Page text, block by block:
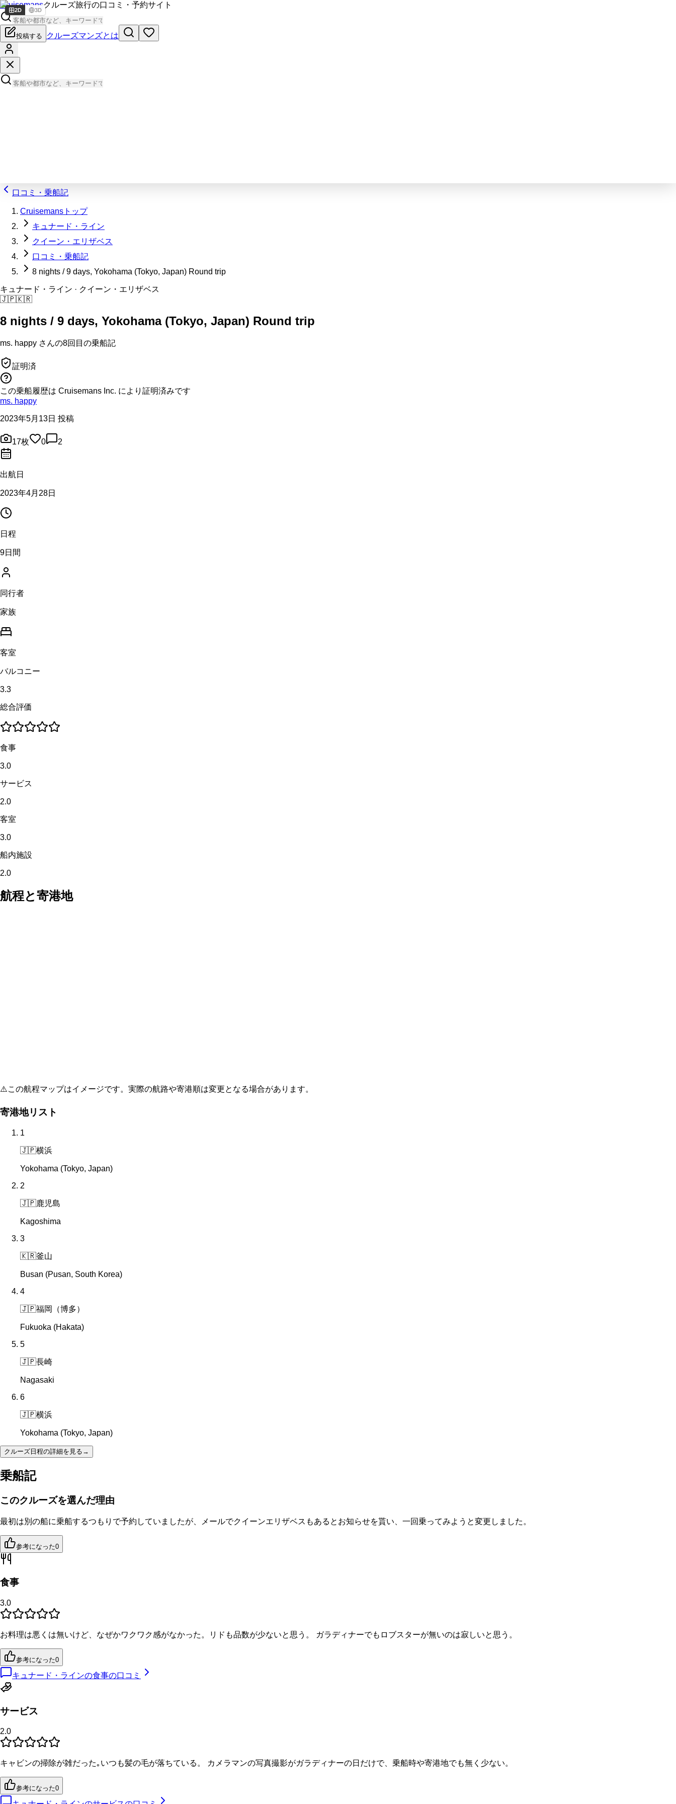
Cruisemansクルーズ旅行の口コミ・予約サイト
投稿する クルーズマンズとは
口コミ・乗船記
Cruisemansトップ
キュナード・ライン
クイーン・エリザベス
口コミ・乗船記
8 nights / 9 days, Yokohama (Tokyo, Japan) Round trip
キュナード・ライン · クイーン・エリザベス
🇯🇵🇰🇷
8 nights / 9 days, Yokohama (Tokyo, Japan) Round trip
ms. happy さんの8回目の乗船記
証明済
この乗船履歴は Cruisemans Inc. により証明済みです
ms. happy
2023年5月13日 投稿
17枚 0 2
出航日
2023年4月28日
日程
9日間
同行者
家族
客室
バルコニー
3.3
総合評価
食事
3.0
サービス
2.0
客室
3.0
船内施設
2.0
航程と寄港地
2D 3D
⚠️この航程マップはイメージです。実際の航路や寄港順は変更となる場合があります。
寄港地リスト
1
🇯🇵横浜
Yokohama (Tokyo, Japan)
2
🇯🇵鹿児島
Kagoshima
3
🇰🇷釜山
Busan (Pusan, South Korea)
4
🇯🇵福岡（博多）
Fukuoka (Hakata)
5
🇯🇵長崎
Nagasaki
6
🇯🇵横浜
Yokohama (Tokyo, Japan)
クルーズ日程の詳細を見る →
乗船記
このクルーズを選んだ理由
最初は別の船に乗船するつもりで予約していましたが、メールでクイーンエリザベスもあるとお知らせを貰い、一回乗ってみようと変更しました。
参考になった0
食事
3.0
お料理は悪くは無いけど、なぜかワクワク感がなかった。リドも品数が少ないと思う。 ガラディナーでもロブスターが無いのは寂しいと思う。
参考になった0
キュナード・ラインの食事の口コミ
サービス
2.0
キャビンの掃除が雑だった｡いつも髪の毛が落ちている。 カメラマンの写真撮影がガラディナーの日だけで、乗船時や寄港地でも無く少ない。
参考になった0